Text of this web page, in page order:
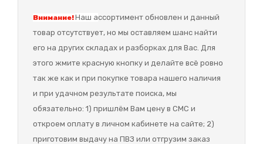
Внимание!Наш ассортимент обновлен и данный
товар отсутствует, но мы оставляем шанс найти
его на других складах и разборках для Вас. Для
этого жмите красную кнопку и делайте всё ровно
так же как и при покупке товара нашего наличия
и при удачном результате поиска, мы
обязательно: 1) пришлём Вам цену в СМС и
откроем оплату в личном кабинете на сайте; 2)
приготовим выдачу на ПВЗ или отгрузим заказ